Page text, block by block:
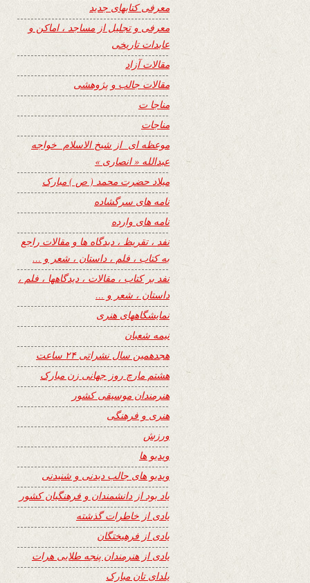
معرفی کتابهای جدید
معرفی و تجلیل از مساجد ، اماکن و
عابدات تاریخی
مقالات آزاد
مقالات جالب و پژوهشی
مناجا ت
مناجات
موعظه ای از شیخ الاسلام خواجه
عبدالله « انصاری »
میلاد حضرت محمد ( ص ) مبارک
نامه های سرگشاده
نامه های وارده
نفد ، تقریظ ، دیدگاه ها و مقالات راجع
به کتاب ، فلم ، داستان ، شعر و …
نفد بر کتاب ، مقالات ، دیدگاهها ، فلم ،
داستان ، شعر و …
نمایشگاههای هنری
نیمه شعبان
هجدهمین سال نشراتی ۲۴ ساعت
هشتم مارچ روز جهانی زن مبارک
هنرمندان موسیقی کشور
هنری و فرهنگی
ورزش
ویدیو ها
ویدیو های جالب دیدنی و شنیدنی
یاد بود از دانشمندان و فرهنگیان کشور
یادی از خاطرات گذشته
یادی از فرهیختگان
یادی از هنرمندان پنجه طلایی هرات
یلدای تان مبارک